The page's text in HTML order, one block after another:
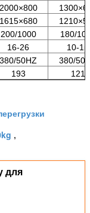
2000×800
1615×680
200/1000
180/
16-26
10-15
380/50HZ
380/
193 121
,
для